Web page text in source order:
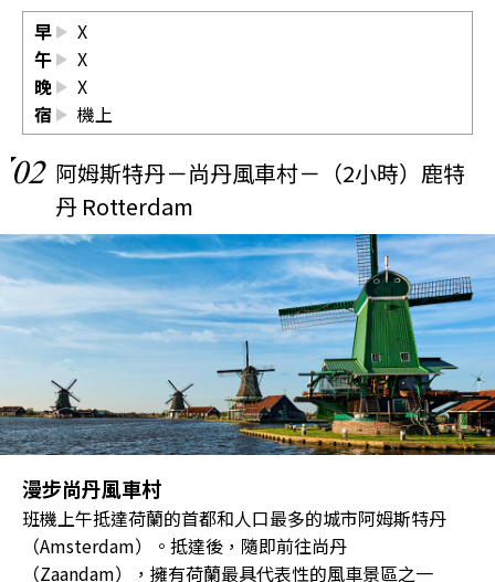
早
X
午
X
晚
X
宿
機上
02 阿姆斯特丹－尚丹風車村－（2小時）鹿特
丹 Rotterdam
漫步尚丹風車村
班機上午抵達荷蘭的首都和人口最多的城市阿姆斯特丹
（Amsterdam）。抵達後，隨即前往尚丹
（Zaandam），擁有荷蘭最具代表性的風車景區之一